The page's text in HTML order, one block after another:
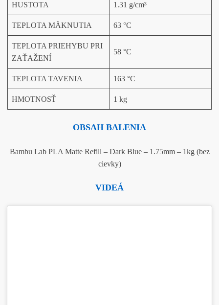
HUSTOTA 1.31 g/cm³
TEPLOTA MÄKNUTIA 63 °C
TEPLOTA PRIEHYBU PRI
ZAŤAŽENÍ
58 °C
TEPLOTA TAVENIA 163 °C
HMOTNOSŤ 1 kg
OBSAH BALENIA
Bambu Lab PLA Matte Refill – Dark Blue – 1.75mm – 1kg (bez
cievky)
VIDEÁ